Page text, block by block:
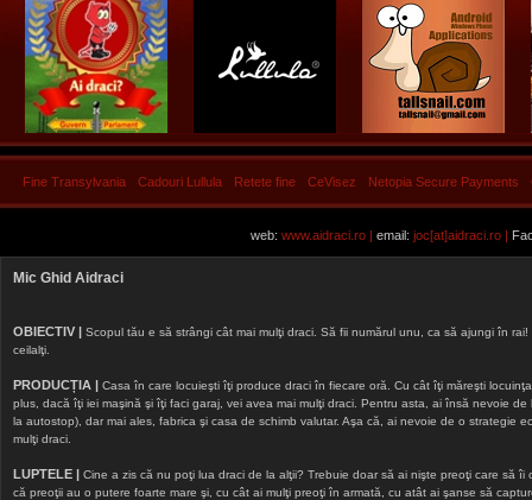
Fine Transylvania Cadouri Lullula Retete fine CeVisez Netopia Secure Payments
web: www.aidraci.ro | email: joc[at]aidraci.ro |
Mic Ghid Aidraci
OBIECTIV | Scopul tău e să strângi cât mai mulţi draci. Să fii numărul unu, ca să ajungi în
ceilalţi.
PRODUCȚIA | Casa în care locuieşti îţi produce draci în fiecare oră. Cu cât îţi măreşti
plus, dacă îţi iei maşină şi îţi faci garaj, vei avea mai mulţi draci. Pentru asta, ai însă nevoie
la autostop), dar mai ales, fabrica şi casa de schimb valutar. Aşa că, ai nevoie de o strategie
mulţi draci.
LUPTELE | Cine a zis că nu poţi lua draci de la alţii? Trebuie doar să ai nişte preoţi care să
că preoţii au o putere foarte mare şi, cu cât ai mulţi preoţi în armată, cu atât ai şanse să